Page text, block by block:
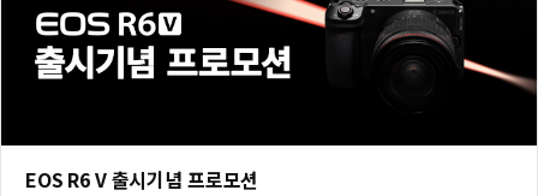
EOS R6 V 출시기념 프로모션